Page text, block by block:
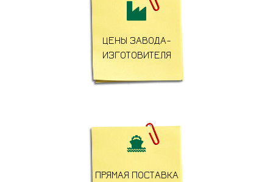

ЦЕНЫ ЗАВОДА-
ИЗГОТОВИТЕЛЯ

ПРЯМАЯ ПОСТАВКА